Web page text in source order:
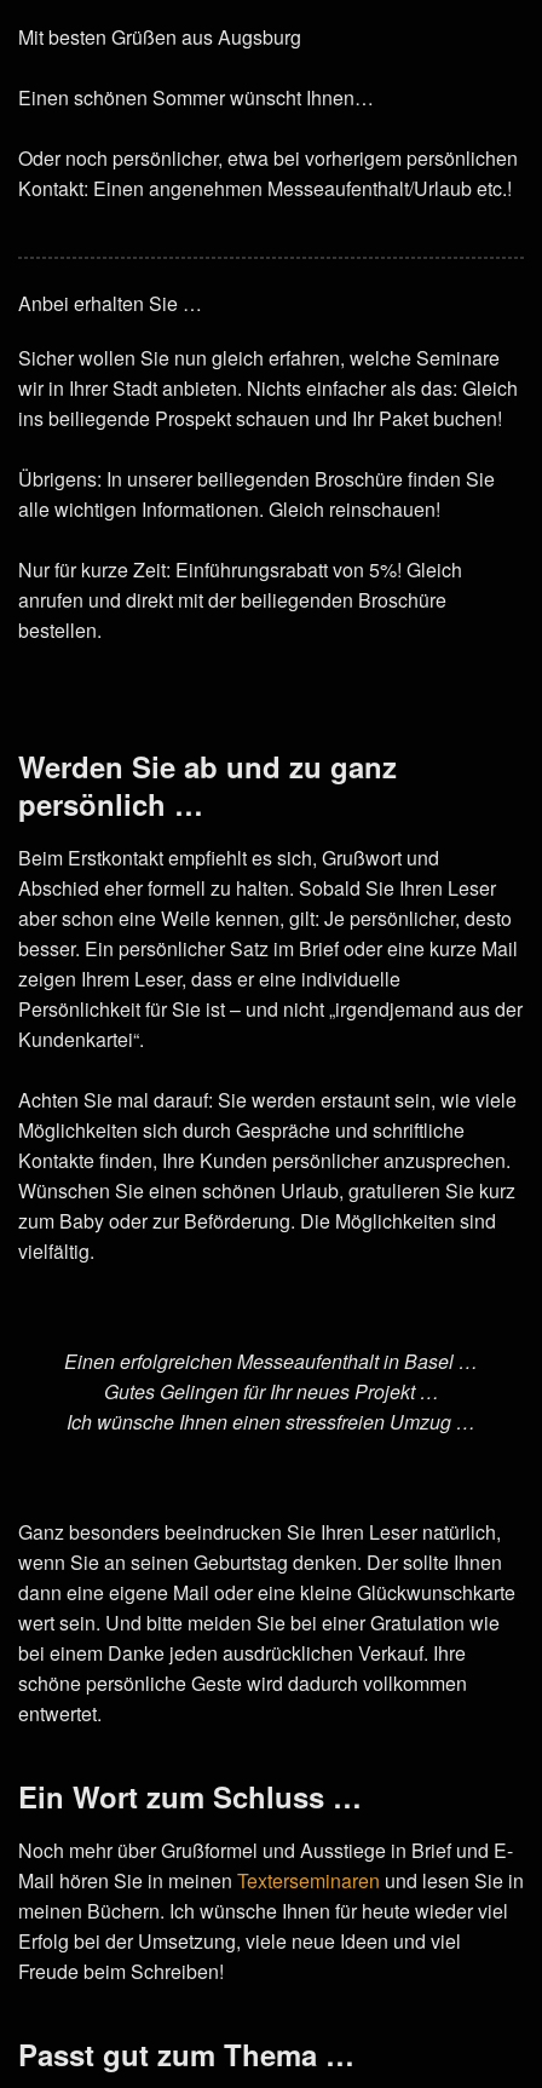
Mit besten Grüßen aus Augsburg
Einen schönen Sommer wünscht Ihnen…
Oder noch persönlicher, etwa bei vorherigem persönlichen
Kontakt: Einen angenehmen Messeaufenthalt/Urlaub etc.!
Anbei erhalten Sie …
Sicher wollen Sie nun gleich erfahren, welche Seminare
wir in Ihrer Stadt anbieten. Nichts einfacher als das: Gleich
ins beiliegende Prospekt schauen und Ihr Paket buchen!
Übrigens: In unserer beiliegenden Broschüre finden Sie
alle wichtigen Informationen. Gleich reinschauen!
Nur für kurze Zeit: Einführungsrabatt von 5%! Gleich
anrufen und direkt mit der beiliegenden Broschüre
bestellen.
Werden Sie ab und zu ganz
persönlich …
Beim Erstkontakt empfiehlt es sich, Grußwort und
Abschied eher formell zu halten. Sobald Sie Ihren Leser
aber schon eine Weile kennen, gilt: Je persönlicher, desto
besser. Ein persönlicher Satz im Brief oder eine kurze Mail
zeigen Ihrem Leser, dass er eine individuelle
Persönlichkeit für Sie ist – und nicht „irgendjemand aus der
Kundenkartei“.
Achten Sie mal darauf: Sie werden erstaunt sein, wie viele
Möglichkeiten sich durch Gespräche und schriftliche
Kontakte finden, Ihre Kunden persönlicher anzusprechen.
Wünschen Sie einen schönen Urlaub, gratulieren Sie kurz
zum Baby oder zur Beförderung. Die Möglichkeiten sind
vielfältig.
Einen erfolgreichen Messeaufenthalt in Basel …
Gutes Gelingen für Ihr neues Projekt …
Ich wünsche Ihnen einen stressfreien Umzug …
Ganz besonders beeindrucken Sie Ihren Leser natürlich,
wenn Sie an seinen Geburtstag denken. Der sollte Ihnen
dann eine eigene Mail oder eine kleine Glückwunschkarte
wert sein. Und bitte meiden Sie bei einer Gratulation wie
bei einem Danke jeden ausdrücklichen Verkauf. Ihre
schöne persönliche Geste wird dadurch vollkommen
entwertet.
Ein Wort zum Schluss …
Noch mehr über Grußformel und Ausstiege in Brief und E-
Mail hören Sie in meinen Texterseminaren und lesen Sie in
meinen Büchern. Ich wünsche Ihnen für heute wieder viel
Erfolg bei der Umsetzung, viele neue Ideen und viel
Freude beim Schreiben!
Passt gut zum Thema …